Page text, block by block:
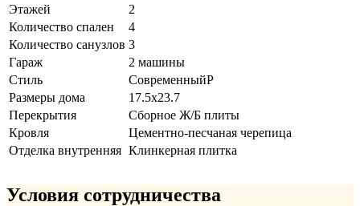
Этажей
2
Количество спален
4
Количество санузлов 3
Гараж
2 машины
Стиль
СовременныйР
Размеры дома
17.5x23.7
Перекрытия
Сборное Ж/Б плиты
Кровля
Цементно-песчаная черепица
Отделка внутренняя Клинкерная плитка
Условия сотрудничества